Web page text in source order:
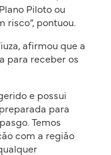
Piloto ou
risco”, pontuou.
afirmou que a
para receber os
e possui
para
Temos
com a região